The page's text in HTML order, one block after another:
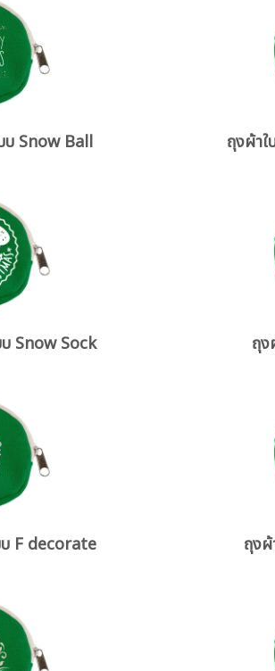
บ Snow Ball ถุงผ้า
Snow Sock ถุง
บ F decorate ถุง